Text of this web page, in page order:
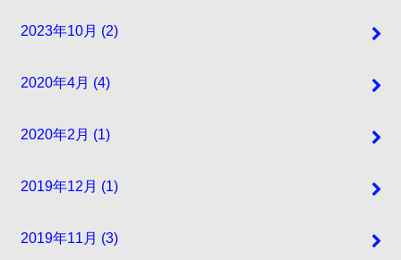
2023年10月 (2)
2020年4月 (4)
2020年2月 (1)
2019年12月 (1)
2019年11月 (3)